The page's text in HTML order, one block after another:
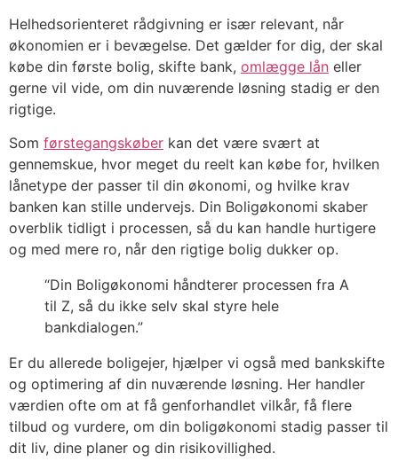
Helhedsorienteret rådgivning er især relevant, når
økonomien er i bevægelse. Det gælder for dig, der skal
købe din første bolig, skifte bank, omlægge lån eller
gerne vil vide, om din nuværende løsning stadig er den
rigtige.
Som førstegangskøber kan det være svært at
gennemskue, hvor meget du reelt kan købe for, hvilken
lånetype der passer til din økonomi, og hvilke krav
banken kan stille undervejs. Din Boligøkonomi skaber
overblik tidligt i processen, så du kan handle hurtigere
og med mere ro, når den rigtige bolig dukker op.
“Din Boligøkonomi håndterer processen fra A
til Z, så du ikke selv skal styre hele
bankdialogen.”
Er du allerede boligejer, hjælper vi også med bankskifte
og optimering af din nuværende løsning. Her handler
værdien ofte om at få genforhandlet vilkår, få flere
tilbud og vurdere, om din boligøkonomi stadig passer til
dit liv, dine planer og din risikovillighed.